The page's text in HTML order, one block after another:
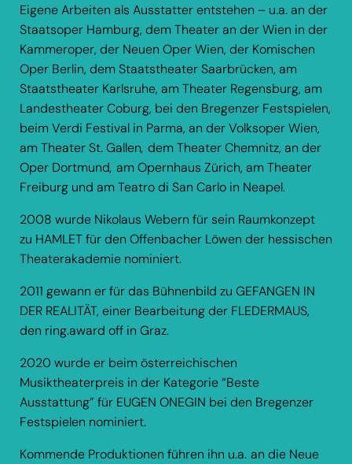
Eigene Arbeiten als Ausstatter entstehen – u.a. an der
Staatsoper Hamburg, dem Theater an der Wien in der
Kammeroper, der Neuen Oper Wien, der Komischen
Oper Berlin, dem Staatstheater Saarbrücken, am
Staatstheater Karlsruhe, am Theater Regensburg, am
Landestheater Coburg, bei den Bregenzer Festspielen,
beim Verdi Festival in Parma, an der Volksoper Wien,
am Theater St. Gallen, dem Theater Chemnitz, an der
Oper Dortmund, am Opernhaus Zürich, am Theater
Freiburg und am Teatro di San Carlo in Neapel.
2008 wurde Nikolaus Webern für sein Raumkonzept
zu HAMLET für den Offenbacher Löwen der hessischen
Theaterakademie nominiert.
2011 gewann er für das Bühnenbild zu GEFANGEN IN
DER REALITÄT, einer Bearbeitung der FLEDERMAUS,
den ring.award off in Graz.
2020 wurde er beim österreichischen
Musiktheaterpreis in der Kategorie “Beste
Ausstattung” für EUGEN ONEGIN bei den Bregenzer
Festspielen nominiert.
Kommende Produktionen führen ihn u.a. an die Neue